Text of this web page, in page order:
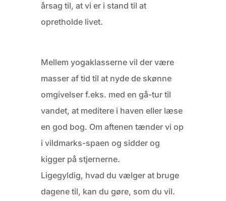
årsag til, at vi er i stand til at
opretholde livet.
Mellem yogaklasserne vil der være
masser af tid til at nyde de skønne
omgivelser f.eks. med en gå-tur til
vandet, at meditere i haven eller læse
en god bog. Om aftenen tænder vi op
i vildmarks-spaen og sidder og
kigger på stjernerne.
Ligegyldig, hvad du vælger at bruge
dagene til, kan du gøre, som du vil.